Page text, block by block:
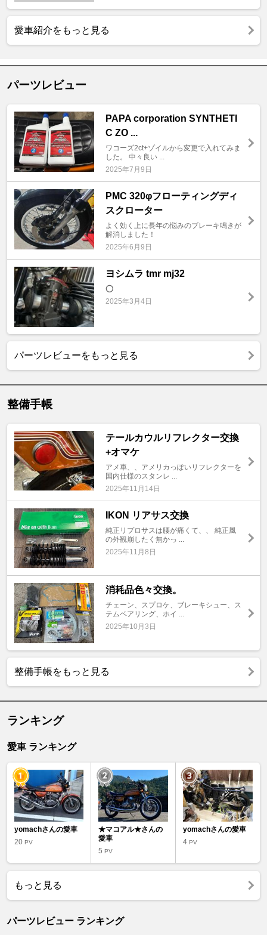
愛車紹介をもっと見る
パーツレビュー
PAPA corporation SYNTHETI
C ZO ...
ワコーズ2ct+ゾイルから変更で入れてみま
した。 中々良い ...
2025年7月9日
PMC 320φフローティングディ
スクローター
よく効く上に長年の悩みのブレーキ鳴きが
解消しました！
2025年6月9日
ヨシムラ tmr mj32
⭕️
2025年3月4日
パーツレビューをもっと見る
整備手帳
テールカウルリフレクター交換
+オマケ
アメ車、、アメリカっぽいリフレクターを
国内仕様のスタンレ ...
2025年11月14日
IKON リアサス交換
純正リプロサスは腰が痛くて、、 純正風
の外観崩したく無かっ ...
2025年11月8日
消耗品色々交換。
チェーン、スプロケ、ブレーキシュー、ス
テムベアリング、ホイ ...
2025年10月3日
整備手帳をもっと見る
ランキング
愛車 ランキング
yomachさんの愛車
20 PV
★マコアル★さんの
愛車
5PV
yomachさんの愛車
4 PV
もっと見る
パーツレビュー ランキング